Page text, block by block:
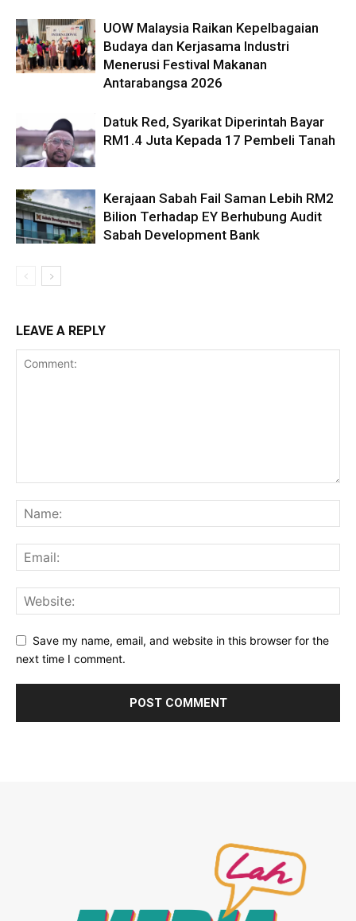
UOW Malaysia Raikan Kepelbagaian
Budaya dan Kerjasama Industri
Menerusi Festival Makanan
Antarabangsa 2026
Datuk Red, Syarikat Diperintah Bayar
RM1.4 Juta Kepada 17 Pembeli Tanah
Kerajaan Sabah Fail Saman Lebih RM2
Bilion Terhadap EY Berhubung Audit
Sabah Development Bank
LEAVE A REPLY
Save my name, email, and website in this browser for the
next time I comment.